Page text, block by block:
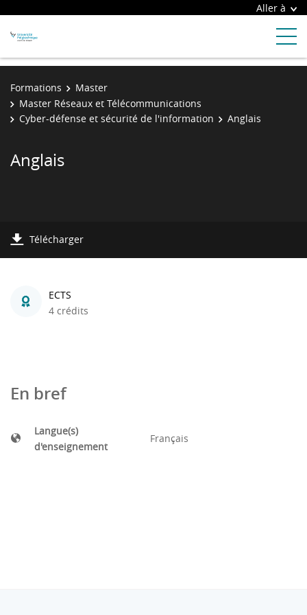
Aller à
Formations
Master
Master Réseaux et Télécommunications
Cyber-défense et sécurité de l'information
Anglais
Anglais
Télécharger
ECTS
4 crédits
En bref
Langue(s)
d'enseignement
Français